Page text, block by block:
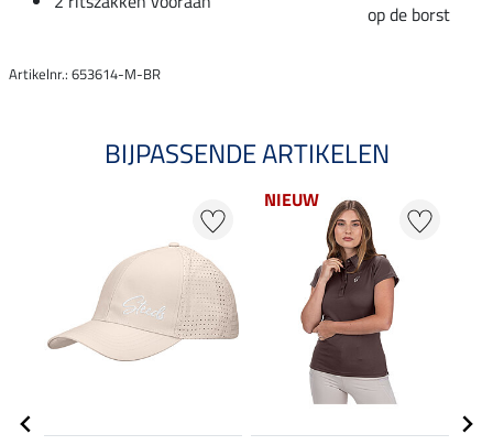
op de borst
Artikelnr.: 653614-M-BR
BIJPASSENDE ARTIKELEN
NIEUW